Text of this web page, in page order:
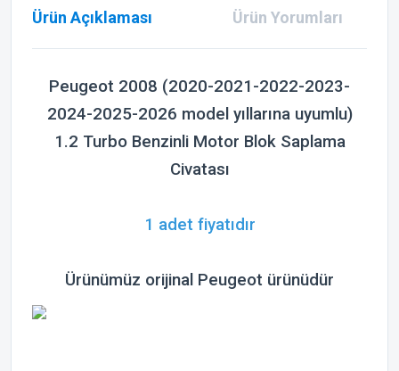
Ürün Açıklaması Ürün Yorumları
Peugeot 2008 (2020-2021-2022-2023-
2024-2025-2026 model yıllarına uyumlu)
1.2 Turbo Benzinli Motor Blok Saplama
Civatası
1 adet fiyatıdır
Ürünümüz orijinal Peugeot ürünüdür